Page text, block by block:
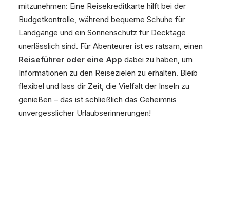
mitzunehmen: Eine Reisekreditkarte hilft bei der
Budgetkontrolle, während bequeme Schuhe für
Landgänge und ein Sonnenschutz für Decktage
unerlässlich sind. Für Abenteurer ist es ratsam, einen
Reiseführer oder eine App dabei zu haben, um
Informationen zu den Reisezielen zu erhalten. Bleib
flexibel und lass dir Zeit, die Vielfalt der Inseln zu
genießen – das ist schließlich das Geheimnis
unvergesslicher Urlaubserinnerungen!